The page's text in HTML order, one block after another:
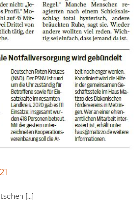
[...]